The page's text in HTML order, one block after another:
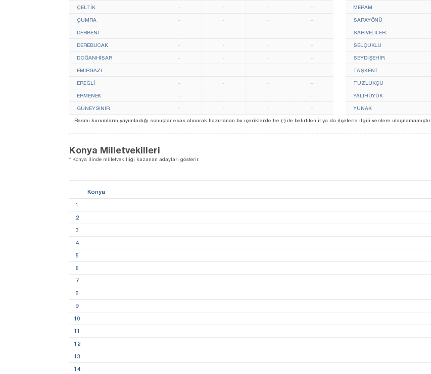
ÇELTİK - - - -
ÇUMRA - - - -
DERBENT - - - -
DEREBUCAK - - - -
DOĞANHİSAR - - - -
EMİRGAZİ - - - -
EREĞLİ - - - -
ERMENEK - - - -
GÜNEYSINIR - - - -
MERAM
SARAYÖNÜ
SARIVELİLER
SELÇUKLU
SEYDİŞEHİR
TAŞKENT
TUZLUKÇU
YALIHÜYÜK
YUNAK
Resmi kurumların yayımladığı sonuçlar esas alınarak hazırlanan bu içeriklerde tre (-) ile belirtilen il ya da ilçelerle ilgili verilere ulaşılamamıştır.
Konya Milletvekilleri
* Konya ilinde milletvekilliği kazanan adayları gösterir.
Konya
1
2
3
4
5
6
7
8
9
10
11
12
13
14